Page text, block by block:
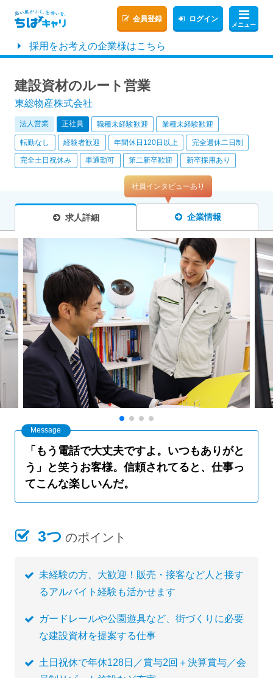
メニュー
会員登録 ログイン
採用をお考えの企業様はこちら
建設資材のルート営業
東総物産株式会社
法人営業 正社員 職種未経験歓迎 業種未経験歓迎
転勤なし 経験者歓迎 年間休日120日以上 完全週休二日制
完全土日祝休み 車通勤可 第二新卒歓迎 新卒採用あり
求人詳細 企業情報
社員インタビューあり
「もう電話で大丈夫ですよ。いつもありがと
う」と笑うお客様。信頼されてると、仕事っ
てこんな楽しいんだ。
3つ のポイント
未経験の方、大歓迎！販売・接客など人と接す
るアルバイト経験も活かせます
ガードレールや公園遊具など、街づくりに必要
な建設資材を提案する仕事
土日祝休で年休128日／賞与2回＋決算賞与／会